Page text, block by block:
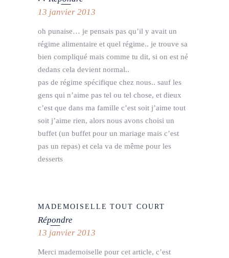
13 janvier 2013
oh punaise… je pensais pas qu’il y avait un
régime alimentaire et quel régime.. je trouve sa
bien compliqué mais comme tu dit, si on est né
dedans cela devient normal..
pas de régime spécifique chez nous.. sauf les
gens qui n’aime pas tel ou tel chose, et dieux
c’est que dans ma famille c’est soit j’aime tout
soit j’aime rien, alors nous avons choisi un
buffet (un buffet pour un mariage mais c’est
pas un repas) et cela va de même pour les
desserts
MADEMOISELLE TOUT COURT
Répondre
13 janvier 2013
Merci mademoiselle pour cet article, c’est